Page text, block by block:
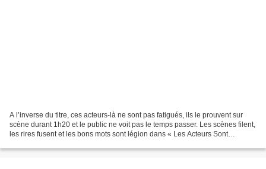
A l’inverse du titre, ces acteurs-là ne sont pas fatigués, ils le prouvent sur
scène durant 1h20 et le public ne voit pas le temps passer. Les scènes filent,
les rires fusent et les bons mots sont légion dans « Les Acteurs Sont